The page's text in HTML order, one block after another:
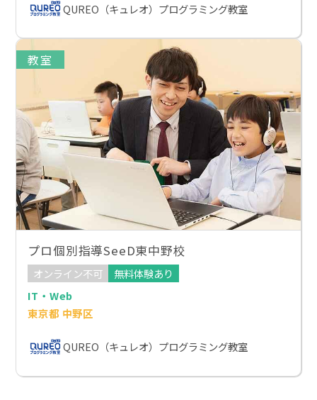
QUREO（キュレオ）プログラミング教室
教室
プロ個別指導SeeD東中野校
オンライン不可
無料体験あり
IT・Web
東京都 中野区
QUREO（キュレオ）プログラミング教室